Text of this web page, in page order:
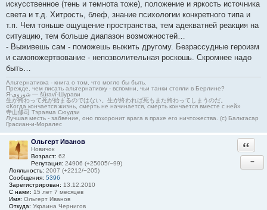
искусственное (тень и темнота тоже), положение и яркость источника
света и т.д. Хитрость, блеф, знание психологии конкретного типа и
т.п. Чем тоньше ощущение пространства, тем адекватней реакция на
ситуацию, тем больше диапазон возможностей…
- Выживешь сам - поможешь выжить другому. Безрассудные героизм
и самопожертвование - непозволительная роскошь. Скромнее надо
быть…
Альтернативка - книга о том, что могло бы быть.
Прежде, чем писать альтернативку - вспомни, чьи танки стояли в Берлине?
Я-شوروی — šûravî-Шурави
生が終わって死が始まるのではない。生が終われば死もまた終わってしまうのだ。
«Когда кончается жизнь, смерть не начинается, смерть кончается вместе с ней»
寺山修司 Тэраяма Сюудзи
Лучшая месть - забвение, оно похоронит врага в прахе его ничтожества. (с) Бальтасар
Грасиан-и-Моралес
Ольгерт Иванов
Новичок
Возраст: 62
Репутация: 24906 (+25005/−99)
Лояльность: 2007 (+2212/−205)
Сообщения: 5396
Зарегистрирован: 13.12.2010
С нами: 15 лет 7 месяцев
Имя: Ольгерт Иванов
Откуда: Украина Чернигов
−